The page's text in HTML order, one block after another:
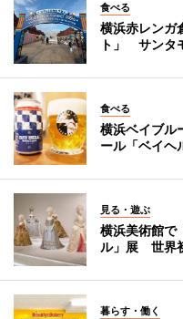
食べる
横浜赤レンガ
ト」 サンタ
食べる
横浜ベイブ
ール「ベイヘ
見る・遊ぶ
横浜美術館で
ル」展 世界
暮らす・働く